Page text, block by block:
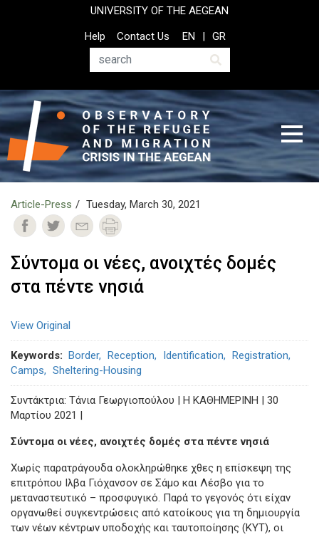
UNIVERSITY OF THE AEGEAN
Top
Header
Help
Contact Us
Search
EN GR
Article-Press Tuesday, March 30, 2021
Σύντομα οι νέες, ανοιχτές δομές
στα πέντε νησιά
View Original
Keywords Border Reception Identification
Registration
Camps
Sheltering-Housing
Συντάκτρια: Τάνια Γεωργιοπούλου | Η ΚΑΘΗΜΕΡΙΝΗ | 30
Μαρτίου 2021 |
Σύντομα οι νέες, ανοιχτές δομές στα πέντε νησιά
Χωρίς παρατράγουδα ολοκληρώθηκε χθες η επίσκεψη της
επιτρόπου Ιλβα Γιόχανσον σε Σάμο και Λέσβο για το
μεταναστευτικό – προσφυγικό. Παρά το γεγονός ότι είχαν
οργανωθεί συγκεντρώσεις από κατοίκους για τη δημιουργία
των νέων κέντρων υποδοχής και ταυτοποίησης (ΚΥΤ), οι